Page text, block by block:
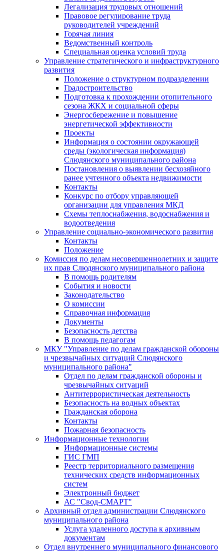
Легализация трудовых отношений
Правовое регулирование труда
руководителей учреждений
Горячая линия
Ведомственный контроль
Специальная оценка условий труда
Управление стратегического и инфраструктурного
развития
Положение о структурном подразделении
Градостроительство
Подготовка к прохождении отопительного
сезона ЖКХ и социальной сферы
Энергосбережение и повышение
энергетической эффективности
Проекты
Информация о состоянии окружающей
среды (экологическая информация)
Слюдянского муниципального района
Постановления о выявлении бесхозяйного
ранее учтенного объекта недвижимости
Контакты
Конкурс по отбору управляющей
организации для управления МКД
Схемы теплоснабжения, водоснабжения и
водоотведения
Управление социально-экономического развития
Контакты
Положение
Комиссия по делам несовершеннолетних и защите
их прав Слюдянского муниципального района
В помощь родителям
События и новости
Законодательство
О комиссии
Справочная информация
Документы
Безопасность детства
В помощь педагогам
МКУ "Управление по делам гражданской обороны
и чрезвычайных ситуаций Слюдянского
муниципального района"
Отдел по делам гражданской обороны и
чрезвычайных ситуаций
Антитеррористическая деятельность
Безопасность на водных объектах
Гражданская оборона
Контакты
Пожарная безопасность
Информационные технологии
Информационные системы
ГИС ГМП
Реестр территориального размещения
технических средств информационных
систем
Электронный бюджет
АС "Свод-СМАРТ"
Архивный отдел администрации Слюдянского
муниципального района
Услуга удаленного доступа к архивным
документам
Отдел внутреннего муниципального финансового